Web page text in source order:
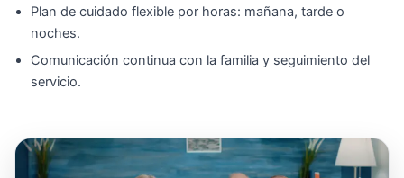
Plan de cuidado flexible por horas: mañana, tarde o
noches.
Comunicación continua con la familia y seguimiento del
servicio.